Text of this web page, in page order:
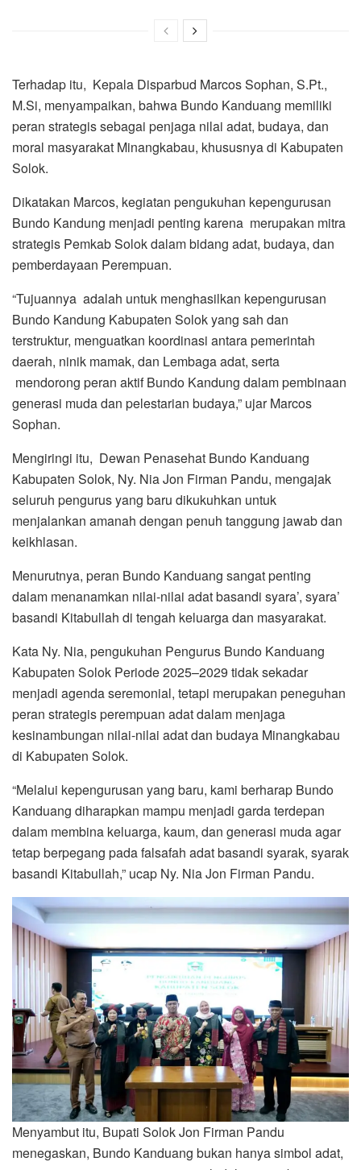
Terhadap itu, Kepala Disparbud Marcos Sophan, S.Pt.,
M.Si, menyampaikan, bahwa Bundo Kanduang memiliki
peran strategis sebagai penjaga nilai adat, budaya, dan
moral masyarakat Minangkabau, khususnya di Kabupaten
Solok.
Dikatakan Marcos, kegiatan pengukuhan kepengurusan
Bundo Kandung menjadi penting karena merupakan mitra
strategis Pemkab Solok dalam bidang adat, budaya, dan
pemberdayaan Perempuan.
“Tujuannya adalah untuk menghasilkan kepengurusan
Bundo Kandung Kabupaten Solok yang sah dan
terstruktur, menguatkan koordinasi antara pemerintah
daerah, ninik mamak, dan Lembaga adat, serta
mendorong peran aktif Bundo Kandung dalam pembinaan
generasi muda dan pelestarian budaya,” ujar Marcos
Sophan.
Mengiringi itu, Dewan Penasehat Bundo Kanduang
Kabupaten Solok, Ny. Nia Jon Firman Pandu, mengajak
seluruh pengurus yang baru dikukuhkan untuk
menjalankan amanah dengan penuh tanggung jawab dan
keikhlasan.
Menurutnya, peran Bundo Kanduang sangat penting
dalam menanamkan nilai-nilai adat basandi syara’, syara’
basandi Kitabullah di tengah keluarga dan masyarakat.
Kata Ny. Nia, pengukuhan Pengurus Bundo Kanduang
Kabupaten Solok Periode 2025–2029 tidak sekadar
menjadi agenda seremonial, tetapi merupakan peneguhan
peran strategis perempuan adat dalam menjaga
kesinambungan nilai-nilai adat dan budaya Minangkabau
di Kabupaten Solok.
“Melalui kepengurusan yang baru, kami berharap Bundo
Kanduang diharapkan mampu menjadi garda terdepan
dalam membina keluarga, kaum, dan generasi muda agar
tetap berpegang pada falsafah adat basandi syarak, syarak
basandi Kitabullah,” ucap Ny. Nia Jon Firman Pandu.
Menyambut itu, Bupati Solok Jon Firman Pandu
menegaskan, Bundo Kanduang bukan hanya simbol adat,